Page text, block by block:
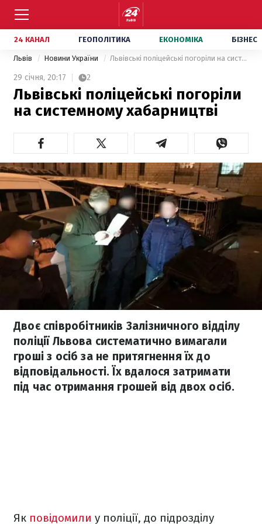
24 КАНАЛ ГЕОПОЛІТИКА ЕКОНОМІКА БІЗНЕС
Львів Новини України Львівські поліцейські погоріли на системному хабарництві
29 січня, 20:17 2
Львівські поліцейські погоріли
на системному хабарництві
Двоє співробітників Залізничного відділу
поліції Львова систематично вимагали
гроші з осіб за не притягнення їх до
відповідальності. Їх вдалося затримати
під час отримання грошей від двох осіб.
Як повідомили у поліції, до підрозділу